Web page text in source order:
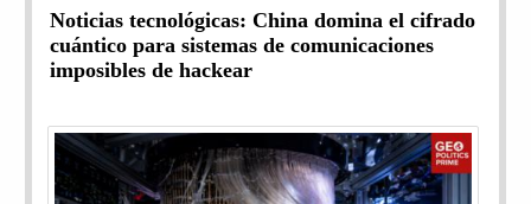
Noticias tecnológicas: China domina el cifrado
cuántico para sistemas de comunicaciones
imposibles de hackear